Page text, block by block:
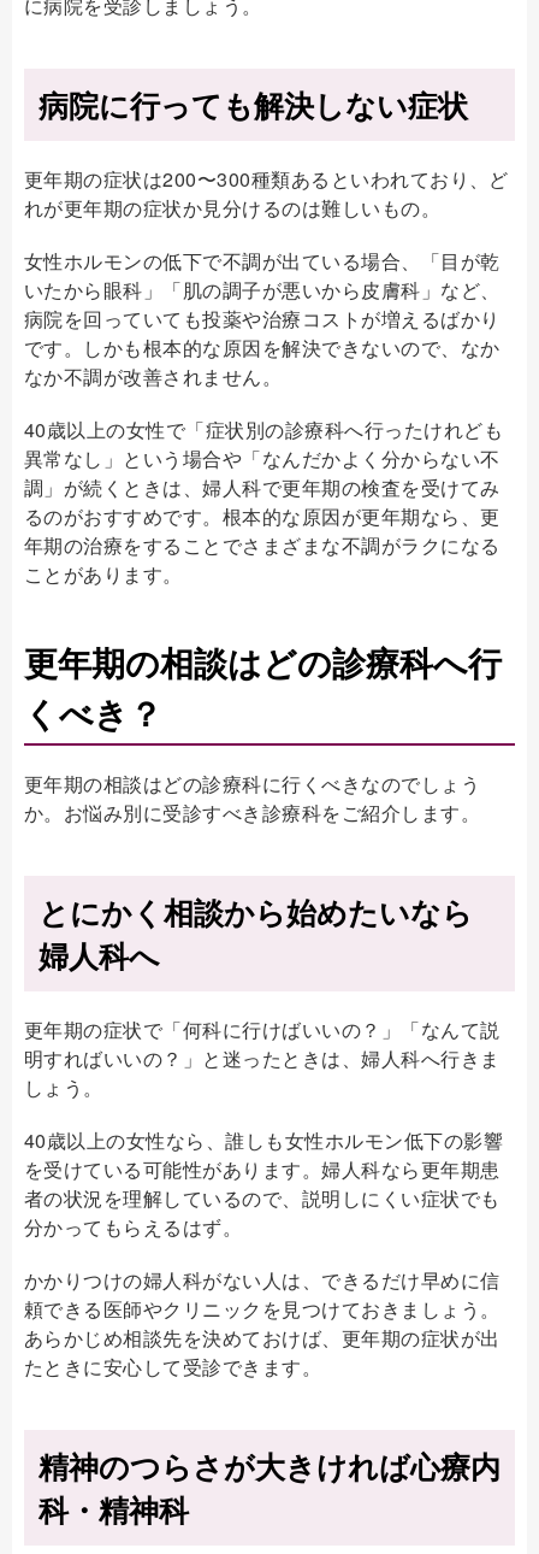
病院に行っても解決しない症状
更年期の症状は200〜300種類あるといわれており、ど
れが更年期の症状か見分けるのは難しいもの。
女性ホルモンの低下で不調が出ている場合、「目が乾
いたから眼科」「肌の調子が悪いから皮膚科」など、
病院を回っていても投薬や治療コストが増えるばかり
です。しかも根本的な原因を解決できないので、なか
なか不調が改善されません。
40歳以上の女性で「症状別の診療科へ行ったけれども
異常なし」という場合や「なんだかよく分からない不
調」が続くときは、婦人科で更年期の検査を受けてみ
るのがおすすめです。根本的な原因が更年期なら、更
年期の治療をすることでさまざまな不調がラクになる
ことがあります。
更年期の相談はどの診療科へ行
くべき？
更年期の相談はどの診療科に行くべきなのでしょう
か。お悩み別に受診すべき診療科をご紹介します。
とにかく相談から始めたいなら
婦人科へ
更年期の症状で「何科に行けばいいの？」「なんて説
明すればいいの？」と迷ったときは、婦人科へ行きま
しょう。
40歳以上の女性なら、誰しも女性ホルモン低下の影響
を受けている可能性があります。婦人科なら更年期患
者の状況を理解しているので、説明しにくい症状でも
分かってもらえるはず。
かかりつけの婦人科がない人は、できるだけ早めに信
頼できる医師やクリニックを見つけておきましょう。
あらかじめ相談先を決めておけば、更年期の症状が出
たときに安心して受診できます。
精神のつらさが大きければ心療内
科・精神科